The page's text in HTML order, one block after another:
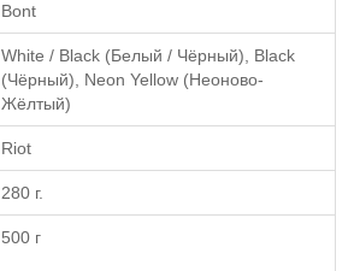
Bont
White / Black (Белый / Чёрный), Black
(Чёрный), Neon Yellow (Неоново-
Жёлтый)
Riot
280 г.
500 г